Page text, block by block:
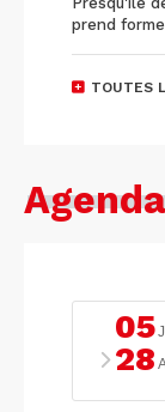
prend forme
TOUTES
Agenda
05
28